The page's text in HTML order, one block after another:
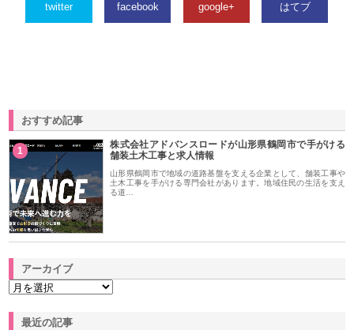
twitter facebook google+ はてブ
おすすめ記事
1
株式会社アドバンスロードが山形県鶴岡市で手がける
舗装土木工事と求人情報
山形県鶴岡市で地域の道路基盤を支える企業として、舗装工事や
土木工事を手がける専門会社があります。地域住民の生活を支え
る道…
アーカイブ
最近の記事